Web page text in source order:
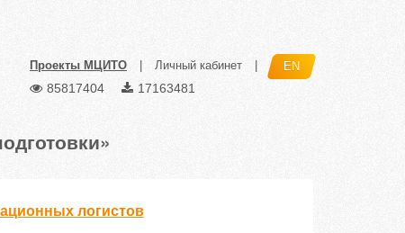
Проекты МЦИТО Личный кабинет EN
85817404 17163481
логистов